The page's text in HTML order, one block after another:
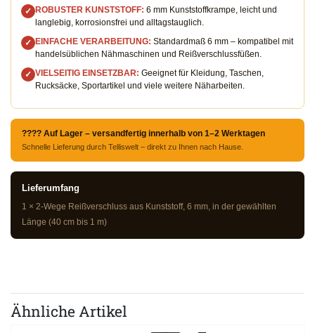
✓ ROBUSTER KUNSTSTOFF: 6 mm Kunststoffkrampe, leicht und
langlebig, korrosionsfrei und alltagstauglich.
✓ EINFACHE VERARBEITUNG: Standardmaß 6 mm – kompatibel mit
handelsüblichen Nähmaschinen und Reißverschlussfüßen.
✓ VIELSEITIG EINSETZBAR: Geeignet für Kleidung, Taschen,
Rucksäcke, Sportartikel und viele weitere Näharbeiten.
???? Auf Lager – versandfertig innerhalb von 1–2 Werktagen
Schnelle Lieferung durch Telliswelt – direkt zu Ihnen nach Hause.
Lieferumfang
1 × 2-Wege Reißverschluss aus Kunststoff, 6 mm, in der gewählten
Länge (40 cm bis 1 m)
Ähnliche Artikel